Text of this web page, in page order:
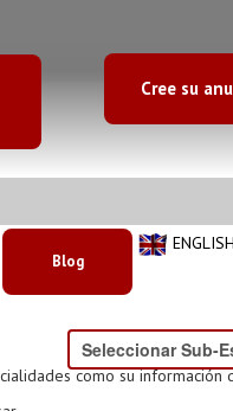
Cree su
ENGLISH
Blog
como su información